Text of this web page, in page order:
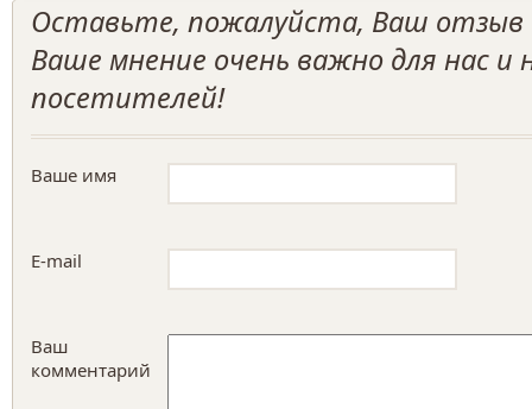
Оставьте, пожалуйста, Ваш отзыв
Ваше мнение очень важно для нас и
посетителей!
Ваше имя
E-mail
Ваш
комментарий